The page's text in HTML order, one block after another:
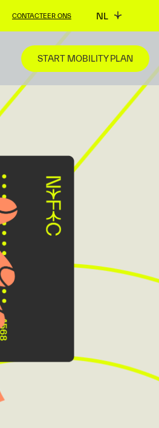
CONTACTEER ONS NL
START MOBILITY PLAN